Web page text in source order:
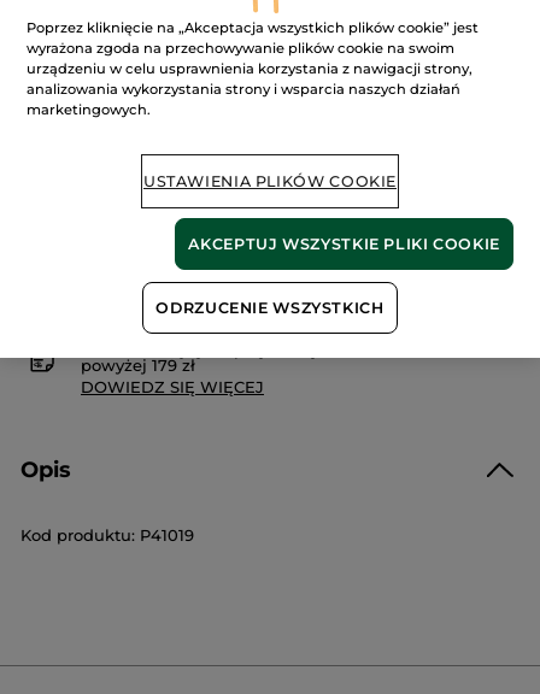
Liftingujące serum
przeciwzmarszczkowe
★★★★★
★★★★★
Brak
DODAJ RECENZJĘ
Powiadom o dostępności
Bezpieczna płatność
Satysfakcja albo zwrot pieniędzy
powyżej 179 zł
DOWIEDZ SIĘ WIĘCEJ
Opis
Kod produktu: P41019
Poprzez kliknięcie na „Akceptacja wszystkich plików cookie” jest
wyrażona zgoda na przechowywanie plików cookie na swoim
urządzeniu w celu usprawnienia korzystania z nawigacji strony,
analizowania wykorzystania strony i wsparcia naszych działań
marketingowych.
USTAWIENIA PLIKÓW COOKIE
ODRZUCENIE WSZYSTKICH
AKCEPTUJ WSZYSTKIE PLIKI COOKIE